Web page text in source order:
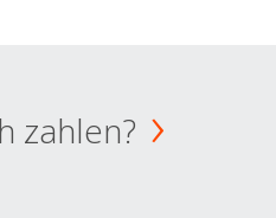
zahlen?